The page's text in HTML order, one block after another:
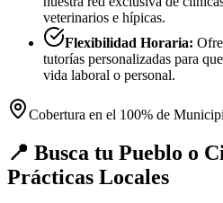
veterinarios e hípicas.
Flexibilidad Horaria:
tutorías personalizadas para
vida laboral o personal.
Cobertura en el 100% de
📍 Busca tu Pueblo o
Prácticas Locales